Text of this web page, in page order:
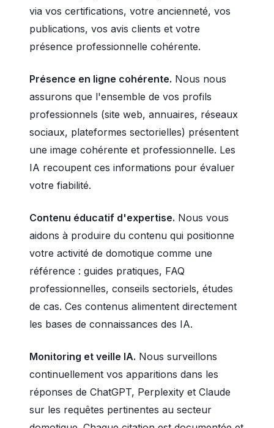
via vos certifications, votre ancienneté, vos
publications, vos avis clients et votre
présence professionnelle cohérente.
Présence en ligne cohérente. Nous nous
assurons que l'ensemble de vos profils
professionnels (site web, annuaires, réseaux
sociaux, plateformes sectorielles) présentent
une image cohérente et professionnelle. Les
IA recoupent ces informations pour évaluer
votre fiabilité.
Contenu éducatif d'expertise. Nous vous
aidons à produire du contenu qui positionne
votre activité de domotique comme une
référence : guides pratiques, FAQ
professionnelles, conseils sectoriels, études
de cas. Ces contenus alimentent directement
les bases de connaissances des IA.
Monitoring et veille IA. Nous surveillons
continuellement vos apparitions dans les
réponses de ChatGPT, Perplexity et Claude
sur les requêtes pertinentes au secteur